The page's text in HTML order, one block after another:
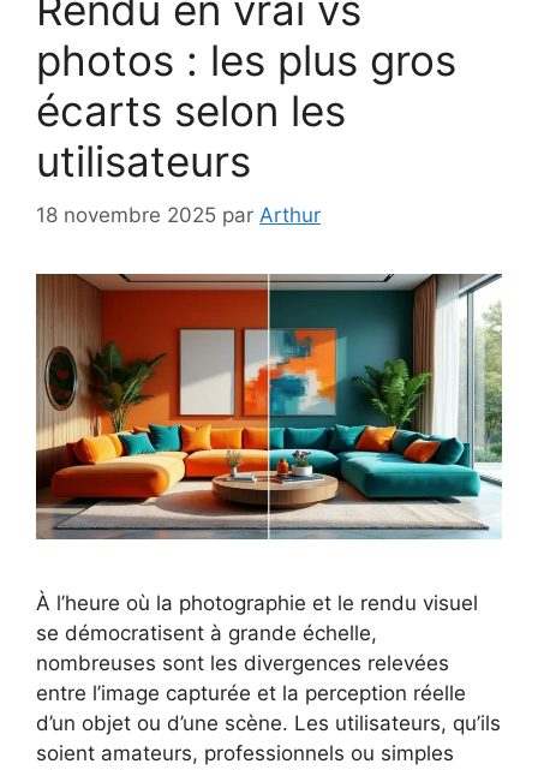
photos : les plus gros
écarts selon les
utilisateurs
18 novembre 2025 par Arthur
À l’heure où la photographie et le rendu visuel
se démocratisent à grande échelle,
nombreuses sont les divergences relevées
entre l’image capturée et la perception réelle
d’un objet ou d’une scène. Les utilisateurs, qu’ils
soient amateurs, professionnels ou simples